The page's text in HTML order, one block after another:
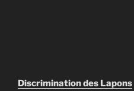
Discrimination des Lapons